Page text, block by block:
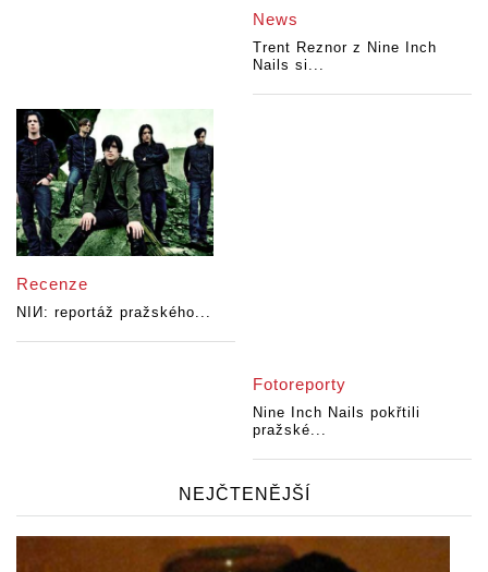
News
Trent Reznor z Nine Inch
Nails si...
Recenze
NIИ: reportáž pražského...
Fotoreporty
Nine Inch Nails pokřtili
pražské...
NEJČTENĚJŠÍ